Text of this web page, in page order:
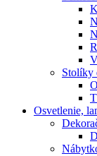
Stolíky
Osvetlenie,